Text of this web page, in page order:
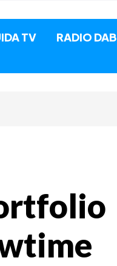
TV RADIO DAB